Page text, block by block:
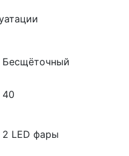
Бесщёточный
40
2 LED фары